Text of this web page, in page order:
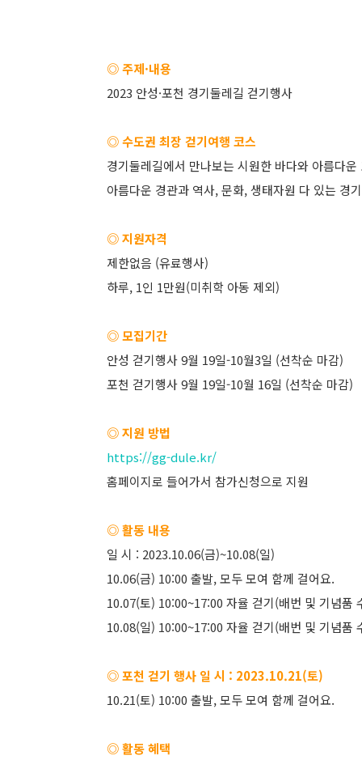
◎ 주제·내용
2023 안성·포천 경기둘레길 걷기행사
◎ 수도권 최장 걷기여행 코스
경기둘레길에서 만나보는 시원한 바다와 아름다
아름다운 경관과 역사, 문화, 생태자원 다 있는 경
◎ 지원자격
제한없음 (유료행사)
하루, 1인 1만원(미취학 아동 제외)
◎ 모집기간
안성 걷기행사 9월 19일-10월3일 (선착순 마감)
포천 걷기행사 9월 19일-10월 16일 (선착순 마감)
◎ 지원 방법
https://gg-dule.kr/
홈페이지로 들어가서 참가신청으로 지원
◎ 활동 내용
일 시 : 2023.10.06(금)~10.08(일)
10.06(금) 10:00 출발, 모두 모여 함께 걸어요.
10.07(토) 10:00~17:00 자율 걷기(배번 및 기념품
10.08(일) 10:00~17:00 자율 걷기(배번 및 기념품
◎ 포천 걷기 행사 일 시 : 2023.10.21(토)
10.21(토) 10:00 출발, 모두 모여 함께 걸어요.
◎ 활동 혜택